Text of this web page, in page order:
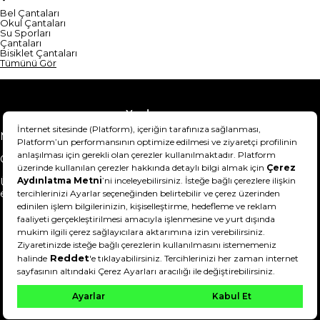
Bel Çantaları
Okul Çantaları
Su Sporları
Çantaları
Bisiklet Çantaları
Tümünü Gör
Yardım
Mesafeli Satış Sözleşmesi
Teslimat Bilgisi
Gizlilik Sözleşmesi
Şartlar & Koşullar
Ürünümü nasıl iade
edebilirim?
Hakkımızda
DeFactoFIT ©️ 2022-2026. Tüm hakları saklıdır.
21